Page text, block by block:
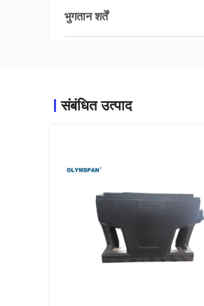
भुगतान शर्तें
संबंधित उत्पाद